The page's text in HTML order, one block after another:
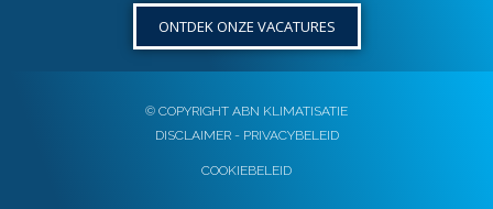
ONTDEK ONZE VACATURES
© COPYRIGHT ABN KLIMATISATIE
DISCLAIMER - PRIVACYBELEID
COOKIEBELEID